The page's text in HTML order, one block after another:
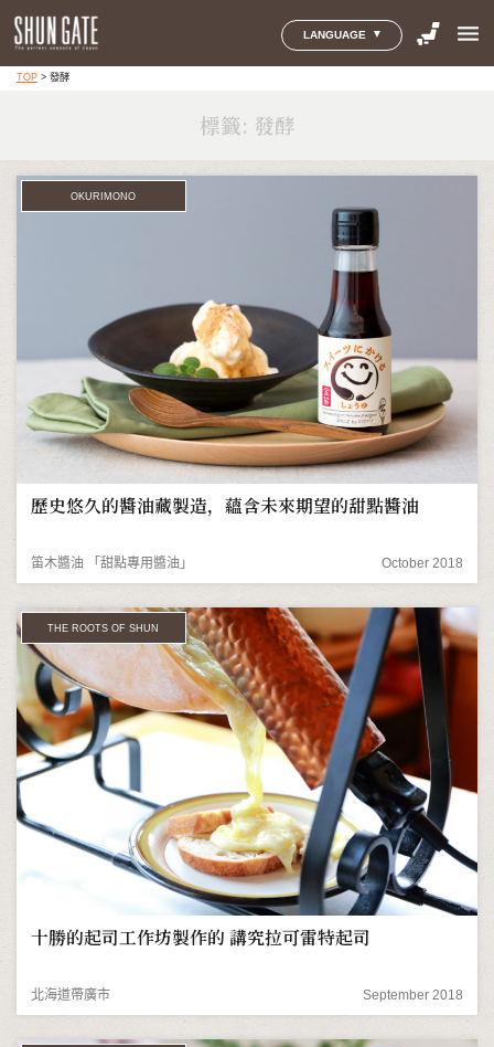
LANGUAGE menu
TOP> 發酵
標籤: 發酵
OKURIMONO
歷史悠久的醬油藏製造，蘊含未來期望的甜點醬油
笛木醬油 「甜點專用醬油」 October 2018
THE ROOTS OF SHUN
十勝的起司工作坊製作的 講究拉可雷特起司
北海道帶廣市 September 2018